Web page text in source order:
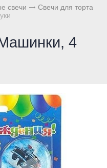
свечи
Свечи для торта
4